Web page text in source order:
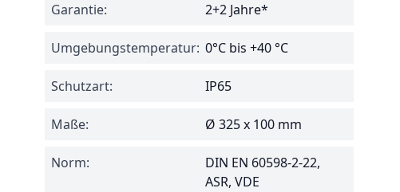
Garantie: 2+2 Jahre*
Umgebungstemperatur: 0°C bis +40 °C
Schutzart: IP65
Maße: Ø 325 x 100 mm
Norm:
DIN EN 60598-2-22,
ASR, VDE